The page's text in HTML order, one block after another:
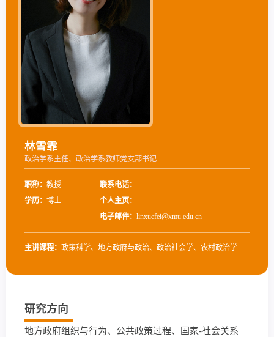
林雪霏
政治学系主任、政治学系教师党支部书记
职称： 教授
学历： 博士
联系电话：
个人主页：
电子邮件： linxuefei@xmu.edu.cn
主讲课程： 政策科学、地方政府与政治、政治社会学、农村政治学
研究方向
地方政府组织与行为、公共政策过程、国家-社会关系